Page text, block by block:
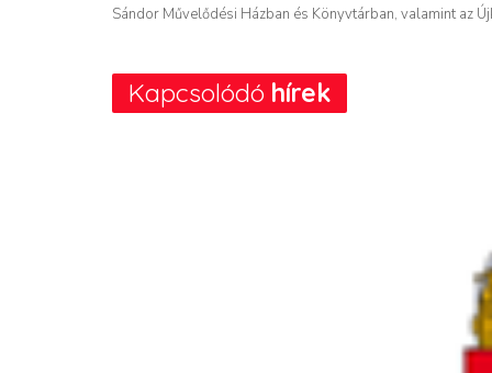
Sándor Művelődési Házban és Könyvtárban, valamint az
Kapcsolódó hírek